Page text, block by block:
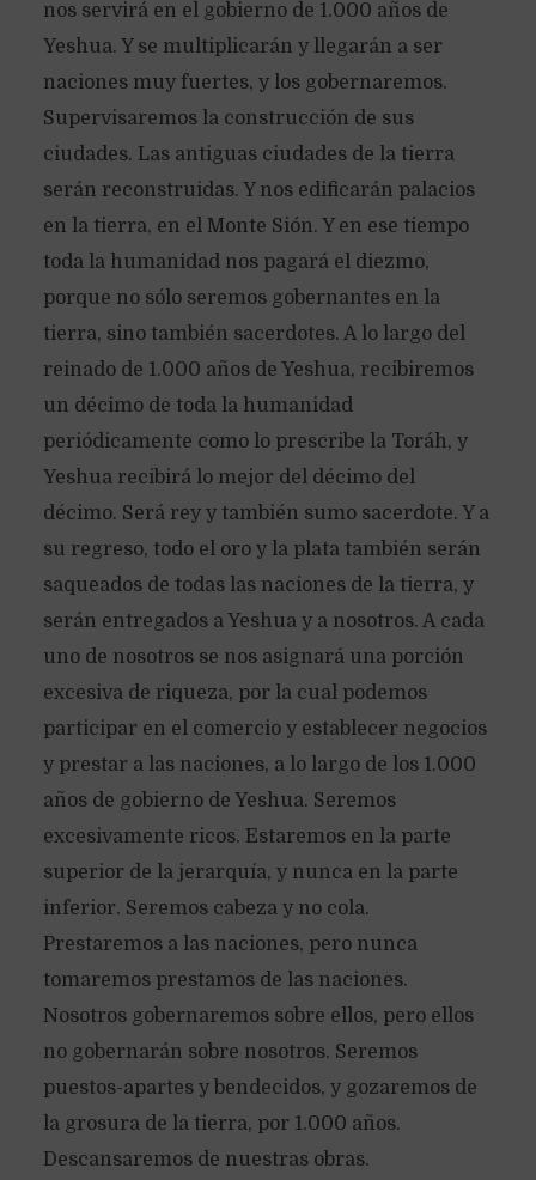
nos servirá en el gobierno de 1.000 años de
Yeshua. Y se multiplicarán y llegarán a ser
naciones muy fuertes, y los gobernaremos.
Supervisaremos la construcción de sus
ciudades. Las antiguas ciudades de la tierra
serán reconstruidas. Y nos edificarán palacios
en la tierra, en el Monte Sión. Y en ese tiempo
toda la humanidad nos pagará el diezmo,
porque no sólo seremos gobernantes en la
tierra, sino también sacerdotes. A lo largo del
reinado de 1.000 años de Yeshua, recibiremos
un décimo de toda la humanidad
periódicamente como lo prescribe la Toráh, y
Yeshua recibirá lo mejor del décimo del
décimo. Será rey y también sumo sacerdote. Y a
su regreso, todo el oro y la plata también serán
saqueados de todas las naciones de la tierra, y
serán entregados a Yeshua y a nosotros. A cada
uno de nosotros se nos asignará una porción
excesiva de riqueza, por la cual podemos
participar en el comercio y establecer negocios
y prestar a las naciones, a lo largo de los 1.000
años de gobierno de Yeshua. Seremos
excesivamente ricos. Estaremos en la parte
superior de la jerarquía, y nunca en la parte
inferior. Seremos cabeza y no cola.
Prestaremos a las naciones, pero nunca
tomaremos prestamos de las naciones.
Nosotros gobernaremos sobre ellos, pero ellos
no gobernarán sobre nosotros. Seremos
puestos-apartes y bendecidos, y gozaremos de
la grosura de la tierra, por 1.000 años.
Descansaremos de nuestras obras.